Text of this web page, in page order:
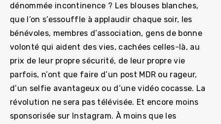
dénommée incontinence ? Les blouses blanches,
que l’on s’essouffle à applaudir chaque soir, les
bénévoles, membres d’association, gens de bonne
volonté qui aident des vies, cachées celles-là, au
prix de leur propre sécurité, de leur propre vie
parfois, n’ont que faire d’un post MDR ou rageur,
d’un selfie avantageux ou d’une vidéo cocasse. La
révolution ne sera pas télévisée. Et encore moins
sponsorisée sur Instagram. À moins que les